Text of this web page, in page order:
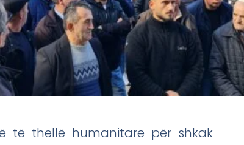
të thellë humanitare për shkak